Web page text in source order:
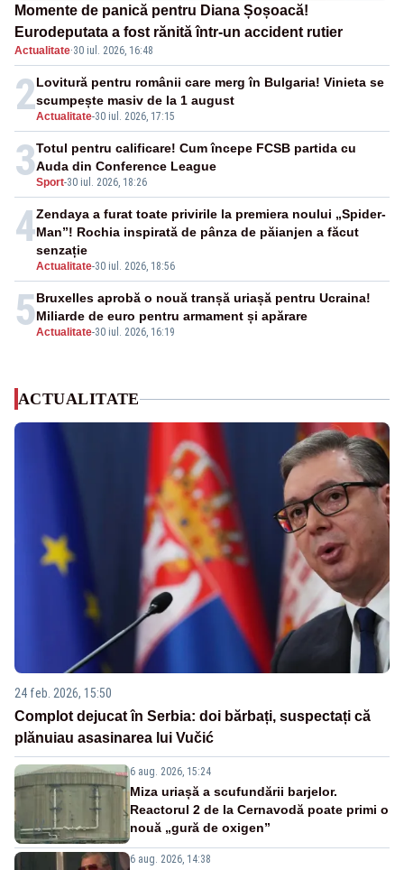
Momente de panică pentru Diana Șoșoacă!
Eurodeputata a fost rănită într-un accident rutier
Actualitate·30 iul. 2026, 16:48
2Actualitate-30 iul. 2026, 17:15
Lovitură pentru românii care merg în Bulgaria! Vinieta se
scumpește masiv de la 1 august
3Sport-30 iul. 2026, 18:26
Totul pentru calificare! Cum începe FCSB partida cu
Auda din Conference League
4
Actualitate-30 iul. 2026, 18:56
Zendaya a furat toate privirile la premiera noului „Spider-
Man”! Rochia inspirată de pânza de păianjen a făcut
senzație
5Actualitate-30 iul. 2026, 16:19
Bruxelles aprobă o nouă tranșă uriașă pentru Ucraina!
Miliarde de euro pentru armament și apărare
ACTUALITATE
24 feb. 2026, 15:50
Complot dejucat în Serbia: doi bărbați, suspectați că
plănuiau asasinarea lui Vučić
6 aug. 2026, 15:24
Miza uriașă a scufundării barjelor.
Reactorul 2 de la Cernavodă poate primi o
nouă „gură de oxigen”
6 aug. 2026, 14:38